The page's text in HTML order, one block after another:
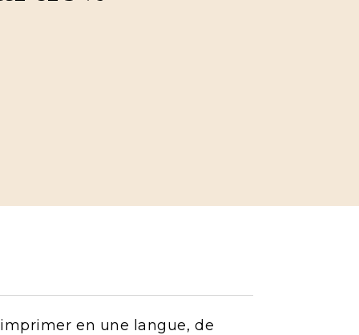
en une langue, de